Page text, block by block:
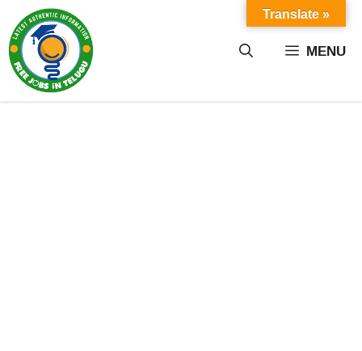
content MENU
Translate »